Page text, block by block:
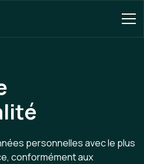
personnelles avec le plus
conformément aux